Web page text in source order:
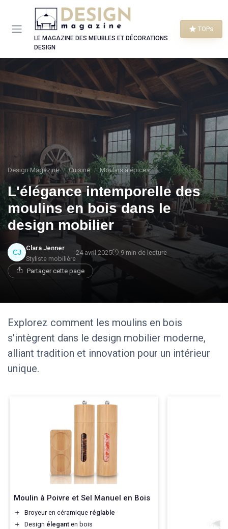
LE MAGAZINE DES MEUBLES ET DÉCORATIONS
DESIGN
TOPs
Design Magazine Cuisine Moulins à épices
L'élégance intemporelle des
moulins en bois dans le
design mobilier
Clara Jenner
Styliste mobilière
24 avril 2025 9 min de lecture
Partager cette page
Explorez comment les moulins en bois
s'intègrent dans le design mobilier moderne,
alliant tradition et innovation pour un intérieur
unique.
Moulin à Poivre et Sel Manuel en Bois
＋ Broyeur en céramique réglable
＋
Design élegant en bois
Panneau de gestion des cookies